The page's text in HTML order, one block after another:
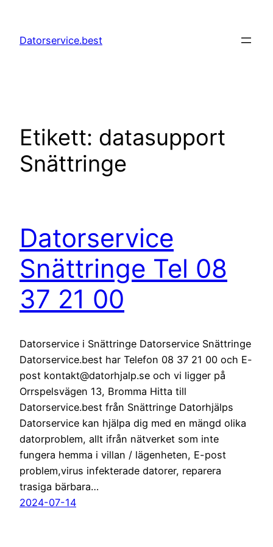
innehåll
Datorservice.best
Etikett: datasupport
Snättringe
Datorservice
Snättringe Tel 08
37 21 00
Datorservice i Snättringe Datorservice Snättringe
Datorservice.best har Telefon 08 37 21 00 och E-
post kontakt@datorhjalp.se och vi ligger på
Orrspelsvägen 13, Bromma Hitta till
Datorservice.best från Snättringe Datorhjälps
Datorservice kan hjälpa dig med en mängd olika
datorproblem, allt ifrån nätverket som inte
fungera hemma i villan / lägenheten, E-post
problem,virus infekterade datorer, reparera
trasiga bärbara…
2024-07-14